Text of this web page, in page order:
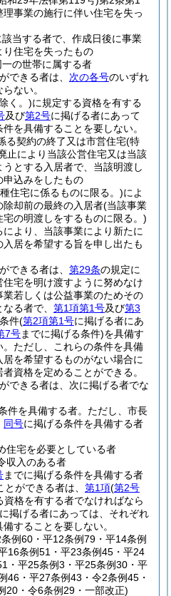
事業の施行に伴い住宅を失っ
該当する者で、作成日後に事業
住宅を失ったもの
の世帯に属する者
できる者は、 次の各号のいずれ
ない。
く。)に規定する資格を有する
及び第2号に掲げる者にあって
を具備することを要しない。
る契約の終了又は市営住宅(特
止により当該公営住宅又は当該
とする入居者で、当該明渡し
申込みをしたもの
住宅に係るものに限る。)によ
除却前の最終の入居者(当該事業
の明渡しをするものに限る。)
より、当該事業により新たに
居を希望する旨を申し出たも
できる者は、 第29条の規定に
宅を明け渡すように努めなけ
若しくは公益事業のためその
る者で、 第1項第1号及び第3
件(第2項第1号に掲げる者にあ
7号までに掲げる条件)を具備す
ただし、これらの条件を具備
を希望するものがない場合に
資格を定めることができる。
できる者は、次に掲げる者でな
件を具備する者。 ただし、市長
同号に掲げる条件を具備する者
住宅を必要としている者
収入のある者
までに掲げる条件を具備する者
ができる者は、 第1項(第2号
資格を有する者でなければなら
に掲げる者にあっては、それぞれ
することを要しない。
例60・平12条例79・平14条例
16条例51・平23条例45・平24
・平25条例3・平25条例30・平
46・平27条例43・令2条例45・
20・令6条例29・一部改正)